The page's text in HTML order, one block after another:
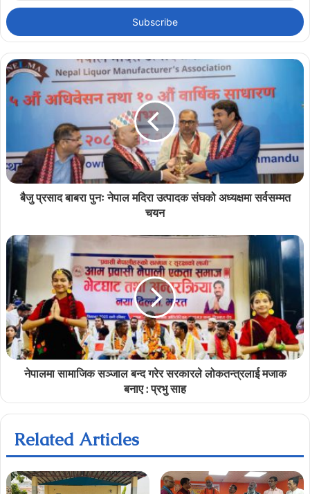
Email
address
बैजु प्रसाद बाबरा पुनः नेपाल मदिरा उत्पादक संघको अध्यक्षमा सर्वसम्मत
चयन
नेपालमा सामाजिक सञ्जाल बन्द गरेर सरकारले लोकतन्त्रलाई मजाक
बनाए : प्रभु साह
Related Articles